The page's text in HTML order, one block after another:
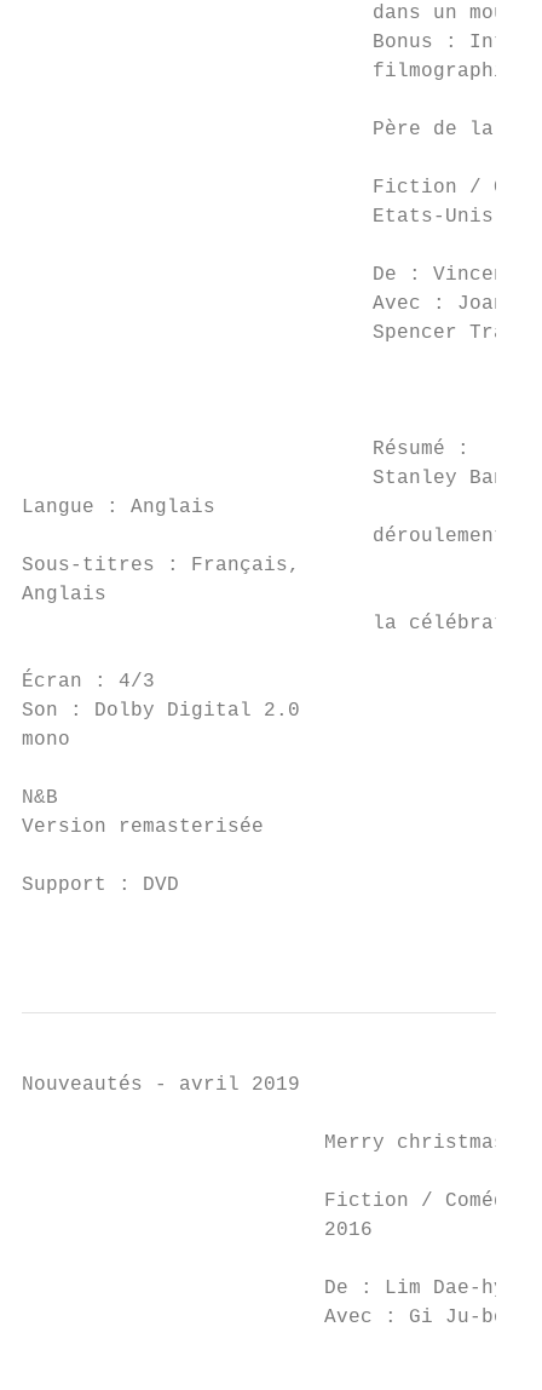
dans un
Bonus :
filmographies
Père de la
Fiction /
Etats-Unis /
De :
Avec : Joan
Spencer
                             Résumé :
Stanley
Langue : Anglais
déroulement
Sous-titres : Français,
Anglais
la
Écran : 4/3
Son : Dolby Digital 2.0
mono
N&B
Version remasterisée
Support : DVD
Nouveautés - avril 2019
Merry christmas
Fiction /
2016
De : Lim Dae-
Avec : Gi Ju-